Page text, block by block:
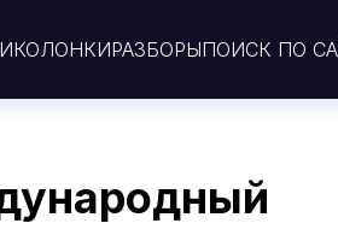
КОЛОНКИРАЗБОРЫПОИСК ПО